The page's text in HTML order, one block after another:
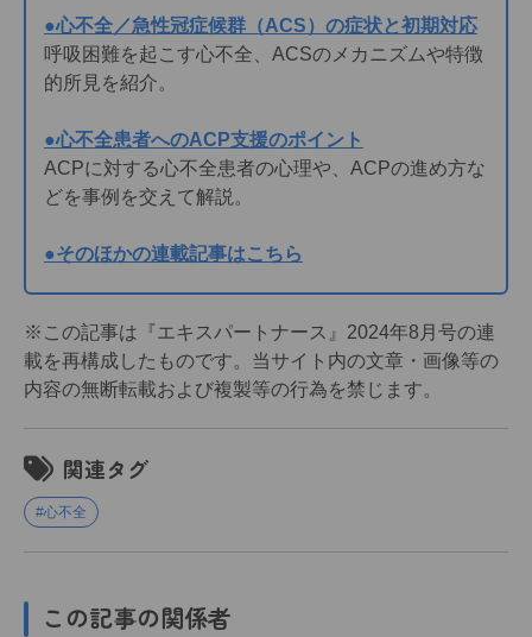
7．Schiff GD，Fung S，Speroff T，et al．：
Decompensated heart failure：symptoms，patterns
of onset，and contributing factors．
Am J Med
2003；114（8）：625-630．
8．宇都宮宏子：地域での取り組み② 出会いを前へ
－退院支援から、ACPというアプローチの必要性
へ．緩和ケア 2019；29（3）：235-239.
9．和歌山心不全アラート：和歌山心不全手帳．
●心不全／急性冠症候群（ACS）の症状と初期対応
呼吸困難を起こす心不全、ACSのメカニズムや特徴
的所見を紹介。
●心不全患者へのACP支援のポイント
ACPに対する心不全患者の心理や、ACPの進め方な
どを事例を交えて解説。
●そのほかの連載記事はこちら
※この記事は『エキスパートナース』2024年8月号の連
載を再構成したものです。当サイト内の文章・画像等の
内容の無断転載および複製等の行為を禁じます。
関連タグ
#心不全
この記事の関係者